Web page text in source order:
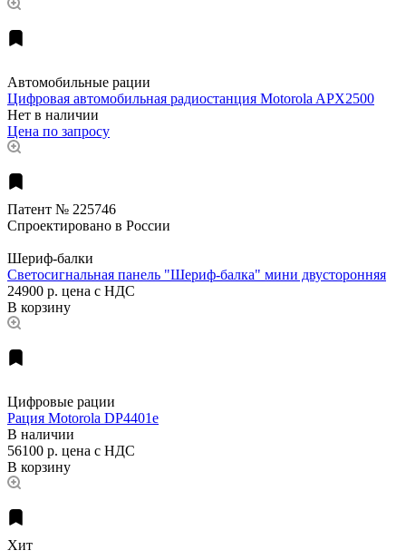
Автомобильные рации
Цифровая автомобильная радиостанция Motorola APX2500
Нет в наличии
Цена по запросу
Патент № 225746
Спроектировано в России
Шериф-балки
Светосигнальная панель "Шериф-балка" мини двусторонняя
24900 р. цена с НДС
В корзину
Цифровые рации
Рация Motorola DP4401e
В наличии
56100 р. цена с НДС
В корзину
Хит